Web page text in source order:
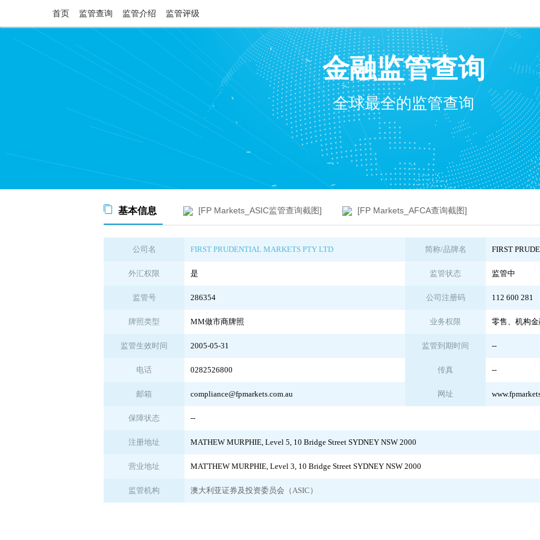
首页 监管查询 监管介绍 监管评级
金融监管查询
全球最全的监管查询
基本信息 [FP Markets_ASIC监管查询截图] [FP Markets_AFCA查询截图]
公司名 FIRST PRUDENTIAL MARKETS PTY LTD 简称/品牌名 FIRST
外汇权限 是 监管状态 监管中
监管号 286354 公司注册码 112 600 281
牌照类型 MM做市商牌照 业务权限 零售、机构
监管生效时间 2005-05-31 监管到期时间 --
电话 0282526800 传真 --
邮箱 compliance@fpmarkets.com.au 网址
保障状态 --
注册地址 MATHEW MURPHIE, Level 5, 10 Bridge Street SYDNEY NSW 2000
营业地址 MATTHEW MURPHIE, Level 3, 10 Bridge Street SYDNEY NSW 2000
监管机构 澳大利亚证券及投资委员会（ASIC）